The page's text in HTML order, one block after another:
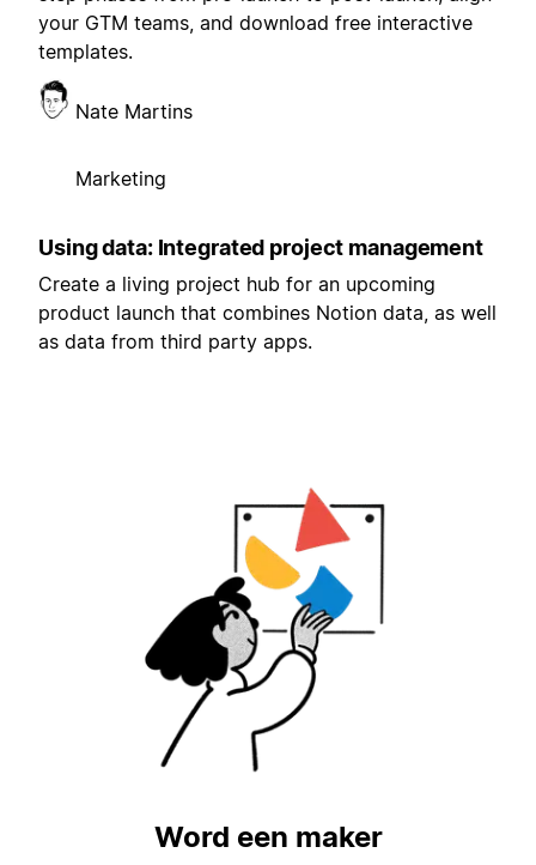
your GTM teams, and download free interactive
templates.
Nate Martins
Marketing
Using data: Integrated project management
Create a living project hub for an upcoming
product launch that combines Notion data, as well
as data from third party apps.
Word een maker